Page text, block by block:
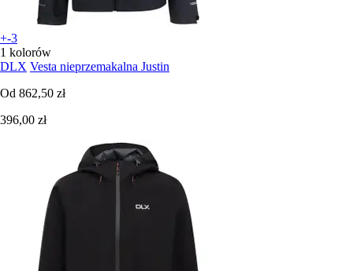
+-3
1 kolorów
DLX Vesta nieprzemakalna Justin
Od 862,50 zł
396,00 zł